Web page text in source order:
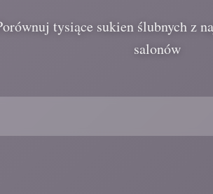
tysiące sukien ślubnych z
salonów